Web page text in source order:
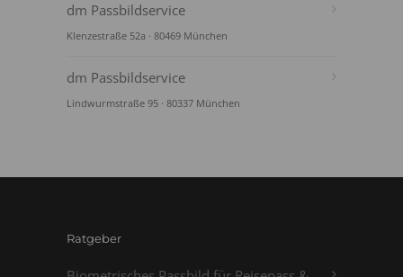
dm Passbildservice
Klenzestraße 52a · 80469 München
dm Passbildservice
Lindwurmstraße 95 · 80337 München
Ratgeber